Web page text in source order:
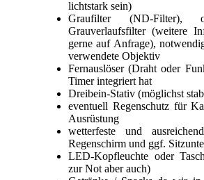
lichtstark sein)
Graufilter (ND-Filter),
Grauverlaufsfilter (weitere
gerne auf Anfrage),
verwendete Objektiv
Fernauslöser (Draht oder
Timer integriert hat
Dreibein-Stativ (möglichst
eventuell Regenschutz für
Ausrüstung
wetterfeste und
Regenschirm und ggf.
LED-Kopfleuchte oder
zur Not aber auch)